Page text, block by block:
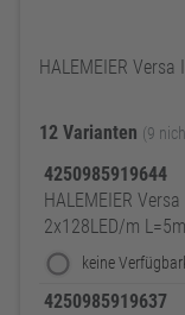
HALEMEIER Versa
12 Varianten (9
4250985919644
HALEMEIER
2x128LED/m
keine
4250985919637